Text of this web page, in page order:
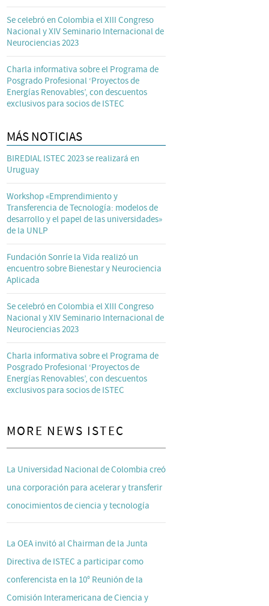
Se celebró en Colombia el XIII Congreso
Nacional y XIV Seminario Internacional de
Neurociencias 2023
Charla informativa sobre el Programa de
Posgrado Profesional ‘Proyectos de
Energías Renovables’, con descuentos
exclusivos para socios de ISTEC
MÁS NOTICIAS
BIREDIAL ISTEC 2023 se realizará en
Uruguay
Workshop «Emprendimiento y
Transferencia de Tecnología: modelos de
desarrollo y el papel de las universidades»
de la UNLP
Fundación Sonríe la Vida realizó un
encuentro sobre Bienestar y Neurociencia
Aplicada
Se celebró en Colombia el XIII Congreso
Nacional y XIV Seminario Internacional de
Neurociencias 2023
Charla informativa sobre el Programa de
Posgrado Profesional ‘Proyectos de
Energías Renovables’, con descuentos
exclusivos para socios de ISTEC
MORE NEWS ISTEC
La Universidad Nacional de Colombia creó
una corporación para acelerar y transferir
conocimientos de ciencia y tecnología
La OEA invitó al Chairman de la Junta
Directiva de ISTEC a participar como
conferencista en la 10° Reunión de la
Comisión Interamericana de Ciencia y